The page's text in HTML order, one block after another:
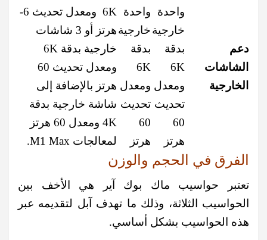
دعم
الشاشات
الخارجية
واحدة
خارجية
بدقة
6K
ومعدل
تحديث
60
هرتز
واحدة
خارجية
بدقة
6K
ومعدل
تحديث
60
هرتز
6K ومعدل تحديث 6-
هرتز أو 3 شاشات
خارجية بدقة 6K
ومعدل تحديث 60
هرتز بالإضافة إلى
شاشة خارجية بدقة
4K ومعدل 60 هرتز
لمعالجات M1 Max.
الفرق في الحجم والوزن
تعتبر حواسيب ماك بوك آير هي الأخف بين
الحواسيب الثلاثة، وذلك ما تهدف آبل لتقديمه عبر
هذه الحواسيب بشكل أساسي.